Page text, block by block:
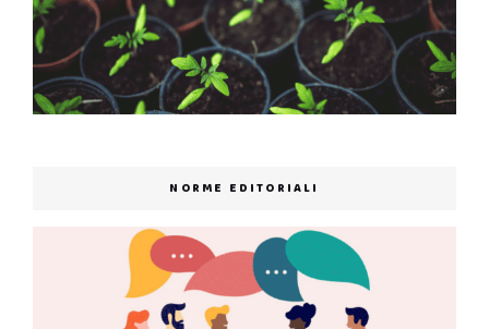
NORME EDITORIALI